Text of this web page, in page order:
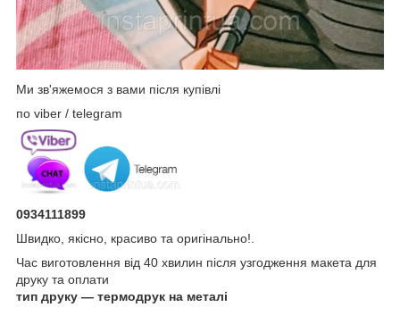
Ми зв'яжемося з вами після купівлі
по viber / telegram
0934111899
Швидко, якісно, красиво та оригінально!.
Час виготовлення від 40 хвилин після узгодження макета для
друку та оплати
тип друку — термодрук на металі